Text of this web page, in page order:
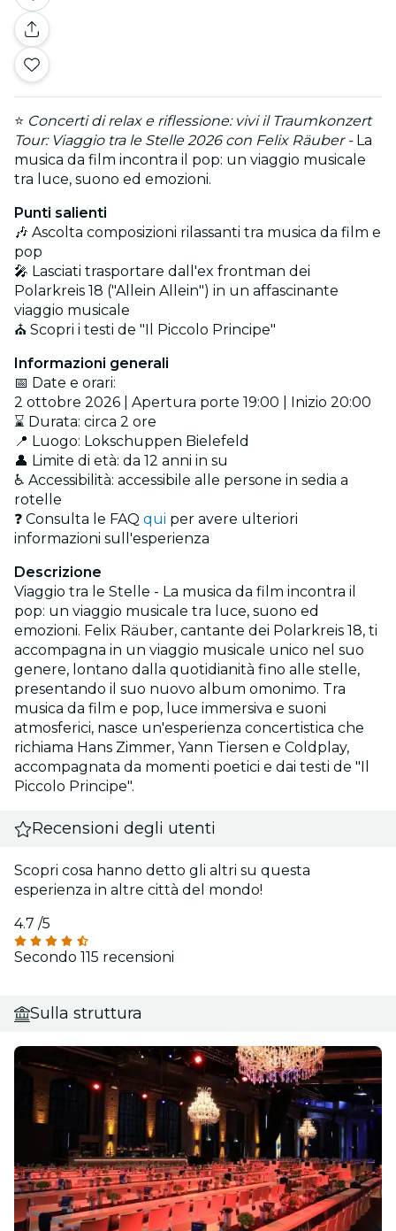
⭐ Concerti di relax e riflessione: vivi il Traumkonzert
Tour: Viaggio tra le Stelle 2026 con Felix Räuber - La
musica da film incontra il pop: un viaggio musicale
tra luce, suono ed emozioni.
Punti salienti
🎶 Ascolta composizioni rilassanti tra musica da film e
pop
🎤 Lasciati trasportare dall'ex frontman dei
Polarkreis 18 ("Allein Allein") in un affascinante
viaggio musicale
⛪ Scopri i testi de "Il Piccolo Principe"
Informazioni generali
📅 Date e orari:
2 ottobre 2026 | Apertura porte 19:00 | Inizio 20:00
⌛ Durata: circa 2 ore
📍 Luogo: Lokschuppen Bielefeld
👤 Limite di età: da 12 anni in su
♿ Accessibilità: accessibile alle persone in sedia a
rotelle
❓ Consulta le FAQ qui per avere ulteriori
informazioni sull'esperienza
Descrizione
Viaggio tra le Stelle - La musica da film incontra il
pop: un viaggio musicale tra luce, suono ed
emozioni. Felix Räuber, cantante dei Polarkreis 18, ti
accompagna in un viaggio musicale unico nel suo
genere, lontano dalla quotidianità fino alle stelle,
presentando il suo nuovo album omonimo. Tra
musica da film e pop, luce immersiva e suoni
atmosferici, nasce un'esperienza concertistica che
richiama Hans Zimmer, Yann Tiersen e Coldplay,
accompagnata da momenti poetici e dai testi de "Il
Piccolo Principe".
Recensioni degli utenti
Scopri cosa hanno detto gli altri su questa
esperienza in altre città del mondo!
4.7 /5
Secondo 115 recensioni
Sulla struttura